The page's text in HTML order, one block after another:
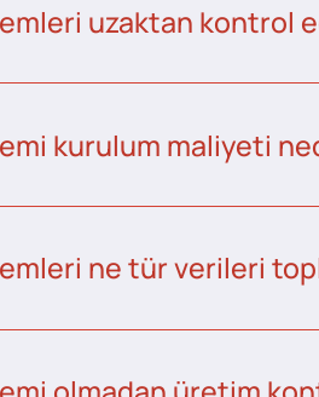
uzaktan kontrol
kurulum maliyeti
ne tür verileri